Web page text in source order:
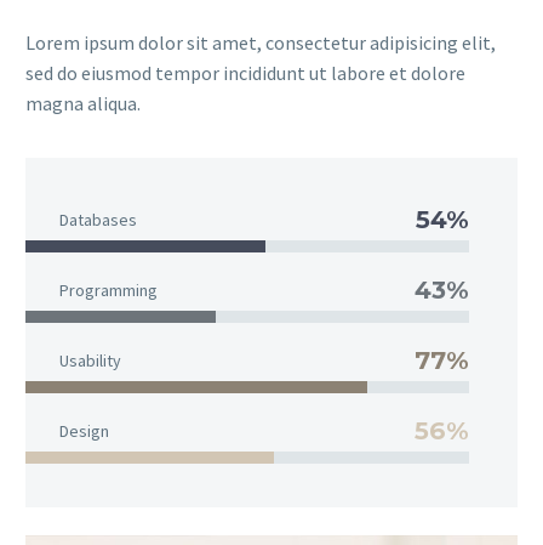
Lorem ipsum dolor sit amet, consectetur adipisicing elit,
sed do eiusmod tempor incididunt ut labore et dolore
magna aliqua.
Databases 54%
Programming 43%
Usability 77%
Design 56%